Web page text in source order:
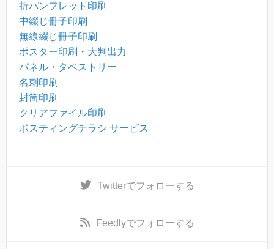
折パンフレット印刷
中綴じ冊子印刷
無線綴じ冊子印刷
ポスター印刷・大判出力
パネル・タペストリー
名刺印刷
封筒印刷
クリアファイル印刷
ポスティングチラシ サービス
Twitterでフォローする
Feedlyでフォローする